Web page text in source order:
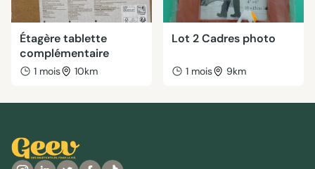
Étagère tablette
complémentaire
1 mois 10km
Lot 2 Cadres photo
1 mois 9km